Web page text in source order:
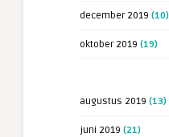
december 2019 (10)
oktober 2019 (19)
augustus 2019 (13)
juni 2019 (21)